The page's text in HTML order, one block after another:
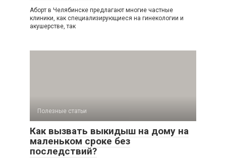
Аборт в Челябинске предлагают многие частные
клиники, как специализирующиеся на гинекологии и
акушерстве, так
Полезные статьи
Как вызвать выкидыш на дому на
маленьком сроке без
последствий?